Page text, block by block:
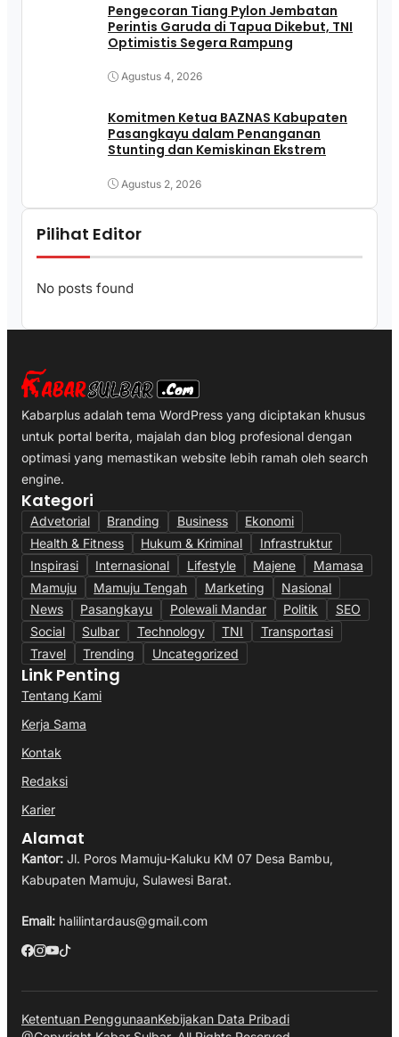
Pengecoran Tiang Pylon Jembatan
Perintis Garuda di Tapua Dikebut, TNI
Optimistis Segera Rampung
Agustus 4, 2026
Komitmen Ketua BAZNAS Kabupaten
Pasangkayu dalam Penanganan
Stunting dan Kemiskinan Ekstrem
Agustus 2, 2026
Pilihat Editor
No posts found
Kabarplus adalah tema WordPress yang diciptakan khusus
untuk portal berita, majalah dan blog profesional dengan
optimasi yang memastikan website lebih ramah oleh search
engine.
Kategori
Advetorial Branding Business
Ekonomi
Health & Fitness
Hukum & Kriminal
Infrastruktur
Inspirasi
Internasional Lifestyle Majene
Mamasa
Mamuju
Mamuju Tengah Marketing
Nasional
News
Pasangkayu Polewali Mandar Politik
SEO
Social
Sulbar Technology TNI
Transportasi
Travel
Trending Uncategorized
Link Penting
Tentang Kami
Kerja Sama
Kontak
Redaksi
Karier
Alamat
Kantor: Jl. Poros Mamuju-Kaluku KM 07 Desa Bambu,
Kabupaten Mamuju, Sulawesi Barat.
Email: halilintardaus@gmail.com
Ketentuan PenggunaanKebijakan Data Pribadi